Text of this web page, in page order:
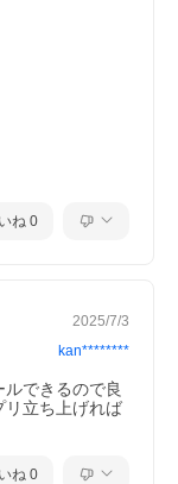
ね 0
2025/7/3
kan********
できるので良
リ立ち上げれば
ね 0